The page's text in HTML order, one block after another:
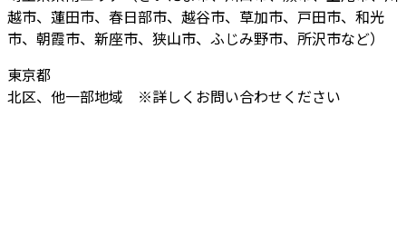
越市、蓮田市、春日部市、越谷市、草加市、戸田市、和光
市、朝霞市、新座市、狭山市、ふじみ野市、所沢市など）
東京都
北区、他一部地域 ※詳しくお問い合わせください